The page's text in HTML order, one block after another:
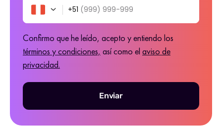
+51 (999) 999-999
Confirmo que he leído, acepto y entiendo los
términos y condiciones, así como el aviso de
privacidad.
Enviar